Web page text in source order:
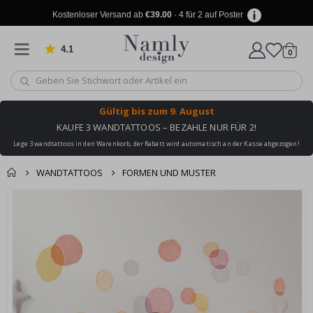
Kostenloser Versand ab €39.00· 4 für 2 auf Poster
4.1 von 1029 Bewertungen
Wagen
0
Gültig bis zum 9. August
KAUFE 3 WANDTATTOOS – BEZAHLE NUR FÜR 2!
Lege 3 wandtattoos in den Warenkorb, der Rabatt wird automatisch an der Kasse abgezogen!
WANDTATTOOS FORMEN UND MUSTER
hinzugefügt ✔️
Kostenloser Versand
erreicht!
springen